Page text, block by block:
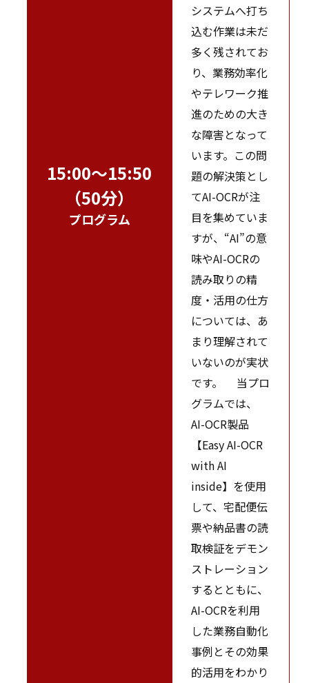
15:00～15:50
（50分）
プログラム
システムへ打ち
込む作業は未だ
多く残されてお
り、業務効率化
やテレワーク推
進のための大き
な障害となって
います。この問
題の解決策とし
てAI-OCRが注
目を集めていま
すが、“AI”の意
味やAI-OCRの
読み取りの精
度・活用の仕方
については、あ
まり理解されて
いないのが実状
です。 当プロ
グラムでは、
AI-OCR製品
【Easy AI-OCR
with AI
inside】を使用
して、宅配便伝
票や納品書の読
取検証をデモン
ストレーション
するとともに、
AI-OCRを利用
した業務自動化
事例とその効果
的活用をわかり